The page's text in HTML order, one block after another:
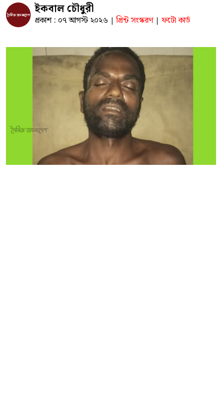
ইকবাল চৌধুরী
প্রকাশ : ০৭ আগস্ট ২০২৬ | প্রিন্ট সংস্করণ | ফটো কার্ড